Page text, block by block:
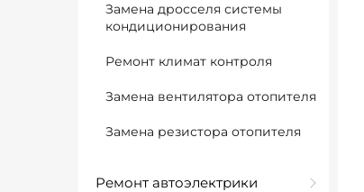
Замена дросселя системы
кондиционирования
Ремонт климат контроля
Замена вентилятора отопителя
Замена резистора отопителя
Ремонт автоэлектрики